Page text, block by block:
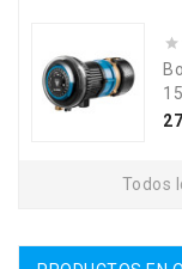
Todos